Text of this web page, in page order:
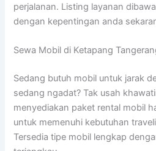
perjalanan. Listing layanan
dengan kepentingan anda
Sewa Mobil di Ketapang
Sedang butuh mobil untuk jarak
sedang ngadat? Tak usah
menyediakan paket rental mobil
untuk memenuhi kebutuhan
Tersedia tipe mobil lengkap